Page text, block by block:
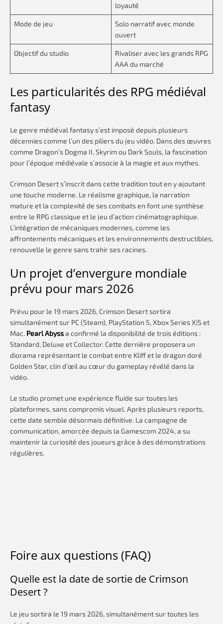
loyauté
Mode de jeu
Solo narratif avec monde
ouvert
Objectif du studio
Rivaliser avec les grands RPG
AAA du marché
Les particularités des RPG médiéval
fantasy
Le genre médiéval fantasy s’est imposé depuis plusieurs
décennies comme l’un des piliers du jeu vidéo. Dans des œuvres
comme Dragon’s Dogma II, Skyrim ou Dark Souls, la fascination
pour l’époque médiévale s’associe à la magie et aux mythes.
Crimson Desert s’inscrit dans cette tradition tout en y ajoutant
une touche moderne. Le réalisme graphique, la narration
mature et la complexité de ses combats en font une synthèse
entre le RPG classique et le jeu d’action cinématographique.
L’intégration de mécaniques modernes, comme les
affrontements mécaniques et les environnements destructibles,
renouvelle le genre sans trahir ses racines.
Un projet d’envergure mondiale
prévu pour mars 2026
Prévu pour le 19 mars 2026, Crimson Desert sortira
simultanément sur PC (Steam), PlayStation 5, Xbox Series X|S et
Mac. Pearl Abyssa confirmé la disponibilité de trois éditions :
Standard, Deluxe et Collector. Cette dernière proposera un
diorama représentant le combat entre Kliff et le dragon doré
Golden Star, clin d’œil au cœur du gameplay révélé dans la
vidéo.
Le studio promet une expérience fluide sur toutes les
plateformes, sans compromis visuel. Après plusieurs reports,
cette date semble désormais définitive. La campagne de
communication, amorcée depuis la Gamescom 2024, a su
maintenir la curiosité des joueurs grâce à des démonstrations
régulières.
Foire aux questions (FAQ)
Quelle est la date de sortie de Crimson
Desert ?
Le jeu sortira le 19 mars 2026, simultanément sur toutes les